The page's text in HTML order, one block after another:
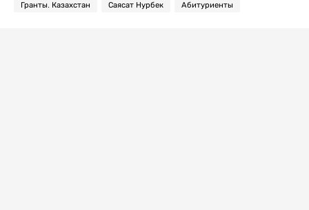
Гранты. Казахстан Саясат Нурбек Абитуриенты